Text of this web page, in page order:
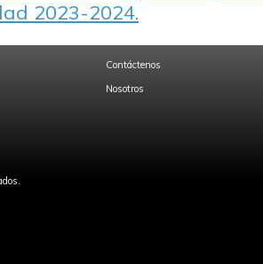
2023-2024.
Contáctenos
Nosotros